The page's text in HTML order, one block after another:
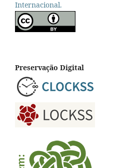
Internacional.
Preservação Digital